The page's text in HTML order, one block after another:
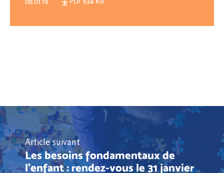
08.01.19
Article suivant
Les besoins fondamentaux de
l'enfant : rendez-vous le 31 janvier